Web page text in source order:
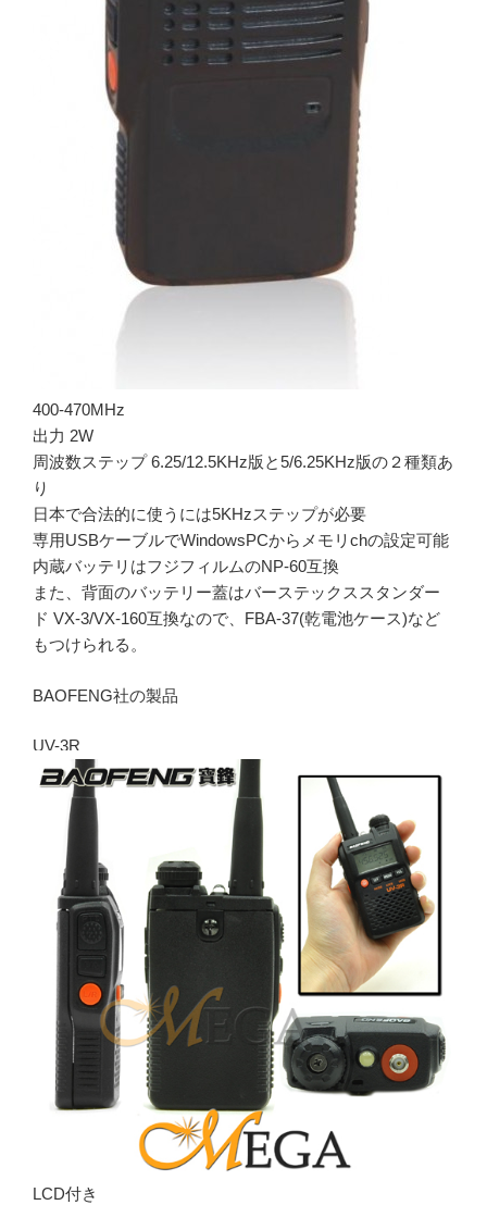
400-470MHz
出力 2W
周波数ステップ 6.25/12.5KHz版と5/6.25KHz版の２種類あ
り
日本で合法的に使うには5KHzステップが必要
専用USBケーブルでWindowsPCからメモリchの設定可能
内蔵バッテリはフジフィルムのNP-60互換
また、背面のバッテリー蓋はバーステックススタンダー
ド VX-3/VX-160互換なので、FBA-37(乾電池ケース)など
もつけられる。
BAOFENG社の製品
UV-3R
LCD付き